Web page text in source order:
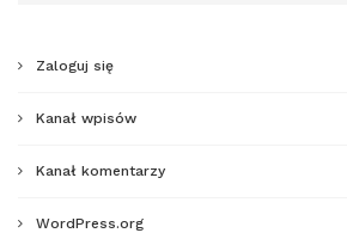
Zaloguj się
Kanał wpisów
Kanał komentarzy
WordPress.org